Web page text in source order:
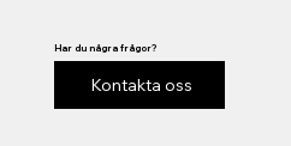
Har du några frågor?
Kontakta oss